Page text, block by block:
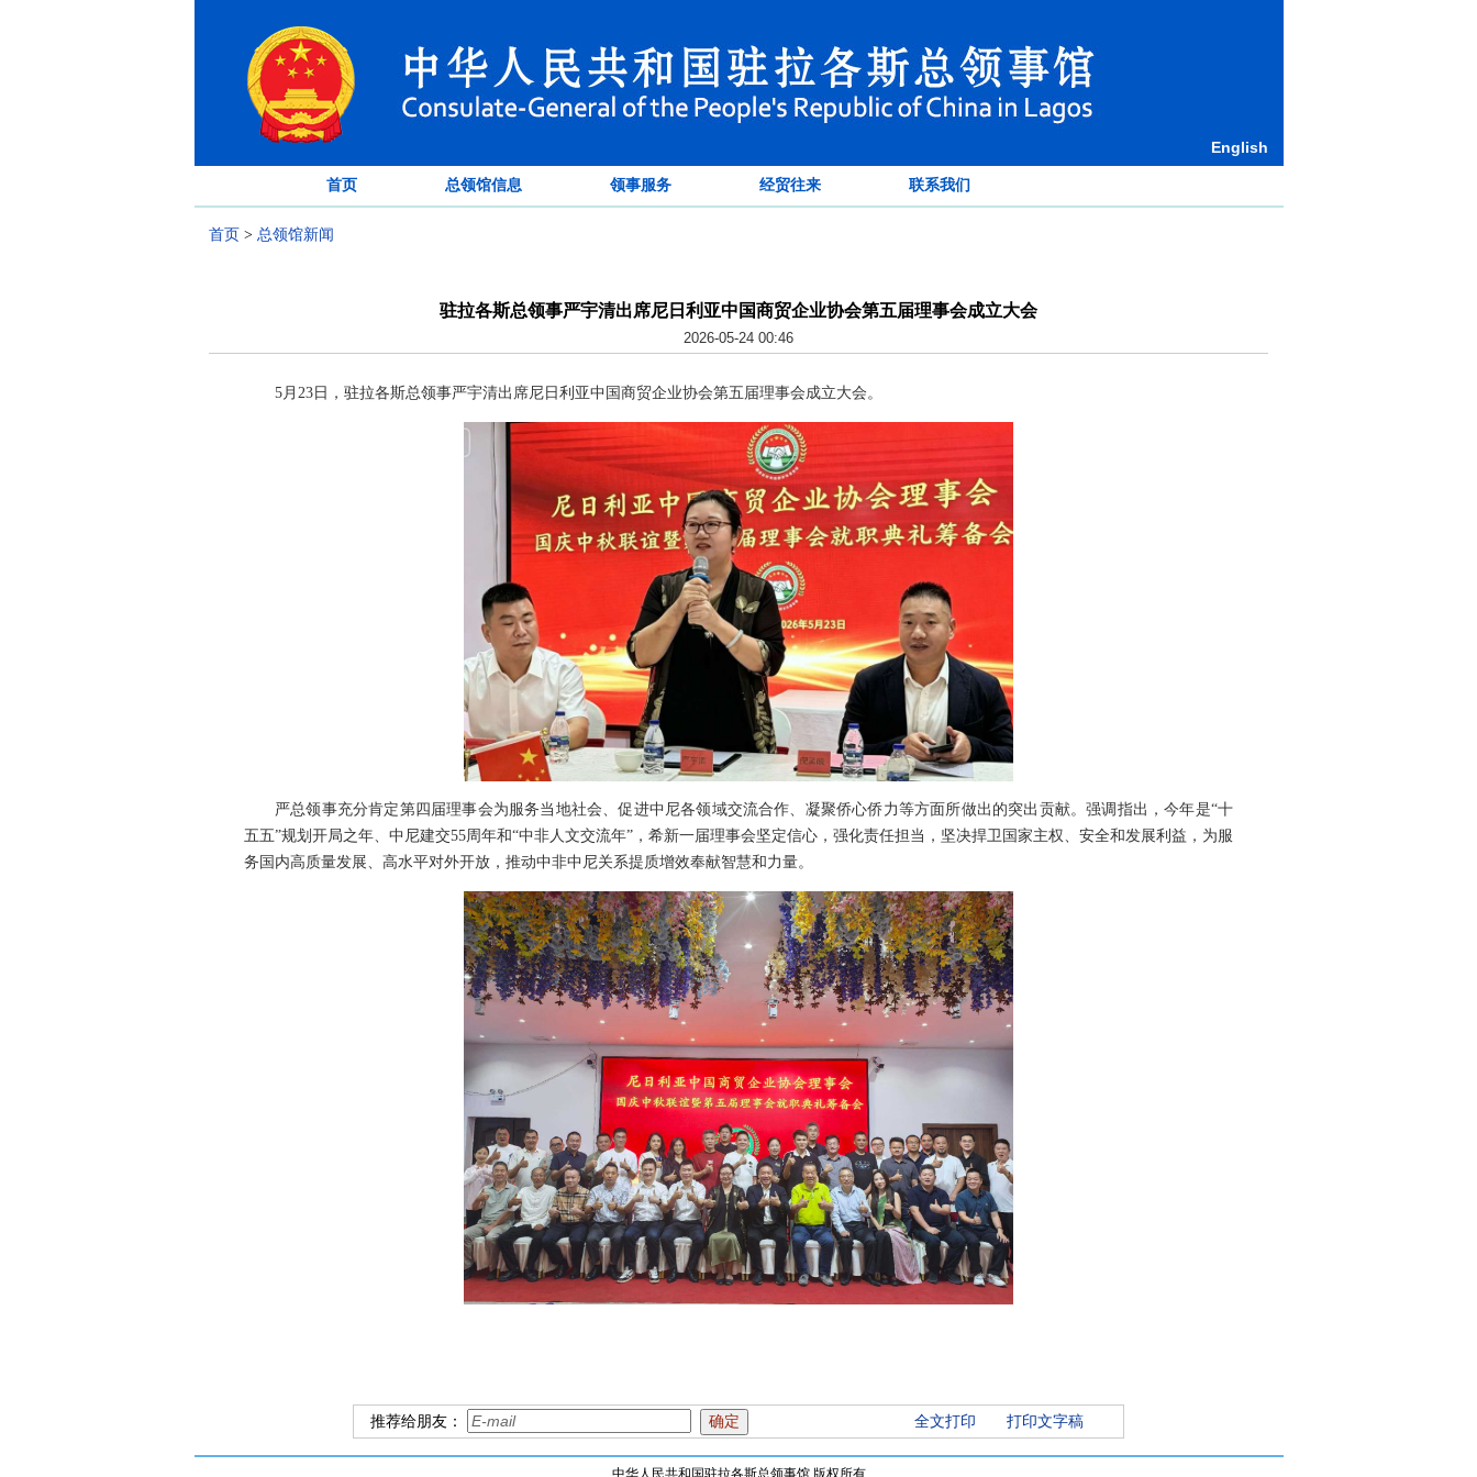
English
首页 总领馆信息 领事服务 经贸往来 联系我们
首页 > 总领馆新闻
驻拉各斯总领事严宇清出席尼日利亚中国商贸企业协会第五届理事会成立大会
2026-05-24 00:46
5月23日，驻拉各斯总领事严宇清出席尼日利亚中国商贸企业协会第五届理事会成立大会。
严总领事充分肯定第四届理事会为服务当地社会、促进中尼各领域交流合作、凝聚侨心侨力等方面所做出的突出贡献。强调指出，今年是“十
五五”规划开局之年、中尼建交55周年和“中非人文交流年”，希新一届理事会坚定信心，强化责任担当，坚决捍卫国家主权、安全和发展利益，为服
务国内高质量发展、高水平对外开放，推动中非中尼关系提质增效奉献智慧和力量。
推荐给朋友： 全文打印 打印文字稿
中华人民共和国驻拉各斯总领事馆 版权所有